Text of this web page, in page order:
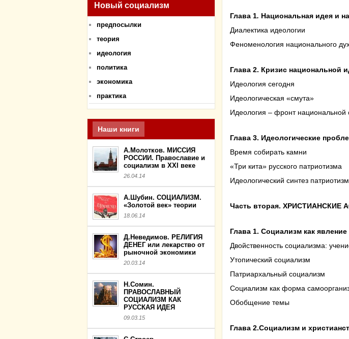
Новый социализм
предпосылки
теория
идеология
политика
экономика
практика
Наши книги
А.Молотков. МИССИЯ
РОССИИ. Православие и
социализм в XXI веке
26.04.14
А.Шубин. СОЦИАЛИЗМ.
«Золотой век» теории
18.06.14
Д.Неведимов. РЕЛИГИЯ
ДЕНЕГ или лекарство от
рыночной экономики
20.03.14
Н.Сомин.
ПРАВОСЛАВНЫЙ
СОЦИАЛИЗМ КАК
РУССКАЯ ИДЕЯ
09.03.15
Глава 1. Национальная идея и
Диалектика идеологии
Феноменология национального
Глава 2. Кризис национальной
Идеология сегодня
Идеологическая «смута»
Идеология – фронт национальной
Глава 3. Идеологические
Время собирать камни
«Три кита» русского патриотизма
Идеологический синтез
Часть вторая. ХРИСТИАНСКИЕ
Глава 1. Социализм как
Двойственность социализма:
Утопический социализм
Патриархальный социализм
Социализм как форма
Обобщение темы
Глава 2.Социализм и